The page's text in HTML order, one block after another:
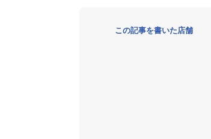
この記事を書いた店舗